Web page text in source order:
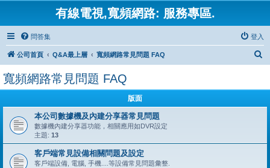
有線電視,寬頻網路: 服務專區.
問答集 登入
公司首頁 Q&A最上層 寬頻網路常見問題 FAQ
寬頻網路常見問題 FAQ
版面
本公司數據機及內建分享器常見問題
數據機內建分享器功能，相關應用如DVR設定
主題: 13
客戶端常見設備相關問題及設定
客戶端設備, 電腦, 手機....等設備常見問題彙整.